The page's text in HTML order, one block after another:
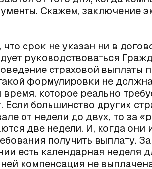
Скажем, заключение
что срок не указан ни в
руководствоваться
страховой выплаты
формулировки не
время, которое реально
Если большинство других
от недели до двух, то за
две недели. И, когда они
получить выплату.
есть календарная неделя
компенсация не